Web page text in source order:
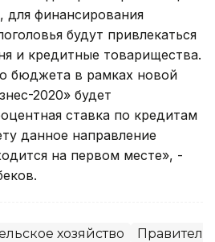
для финансирования
будут привлекаться
и кредитные товарищества.
бюджета в рамках новой
2020» будет
ставка по кредитам
данное направление
на первом месте», -
хозяйство